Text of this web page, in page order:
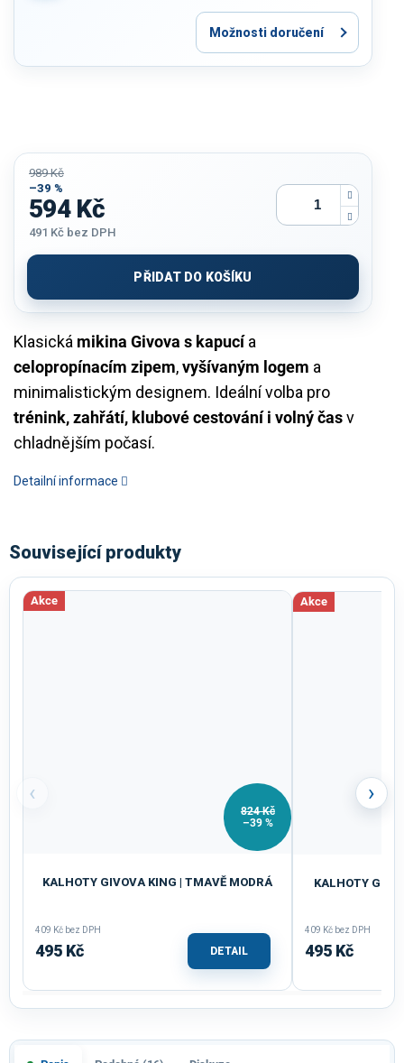
Možnosti doručení
Klasická mikina Givova s kapucía
celopropínacím zipem,vyšívaným logem a
minimalistickým designem. Ideální volba pro
trénink, zahřátí, klubové cestování i volný časv
chladnějším počasí.
Detailní informace
989 Kč
–39 %
594 Kč
491 Kč bez DPH
cena:
PŘIDAT DO KOŠÍKU
Související produkty
‹
Akce
824 Kč
–39 %
KALHOTY GIVOVA KING | TMAVĚ MODRÁ
409 Kč bez DPH
495 Kč DETAIL
Akce
KALHOTY
409 Kč bez DPH
495 Kč
›